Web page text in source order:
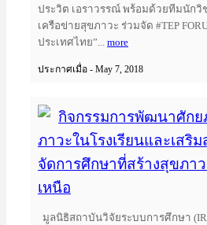
ประวิต​ เอราวรรณ์​ พร้อมด้วยทีมนักวิ
เครือ​ข่ายสุขภาวะ​ ร่วมจัด #TEP
ประเทศไทย”... more
ประกาศเมื่อ - May 7, 2018
กิจกรรมการพัฒนาศัก
ภาวะในโรงเรียนและเสริ
จัดการศึกษาที่สร้างสุขภา
เหนือ
มูลนิธิสถาบันวิจัยระบบการศึกษา​